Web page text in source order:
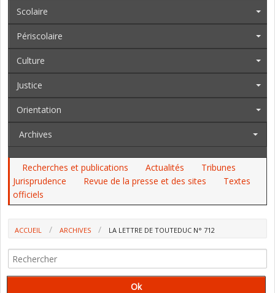
Scolaire
Périscolaire
Culture
Justice
Orientation
Archives
Recherches et publications Actualités
Tribunes
Jurisprudence
Revue de la presse et des sites
Textes
officiels
ACCUEIL ARCHIVES LA LETTRE DE TOUTEDUC N° 712